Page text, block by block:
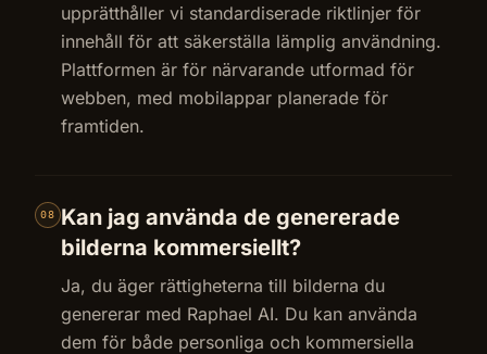
upprätthåller vi standardiserade riktlinjer för
innehåll för att säkerställa lämplig användning.
Plattformen är för närvarande utformad för
webben, med mobilappar planerade för
framtiden.
08
Kan jag använda de genererade
bilderna kommersiellt?
Ja, du äger rättigheterna till bilderna du
genererar med Raphael AI. Du kan använda
dem för både personliga och kommersiella